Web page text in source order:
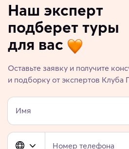
Наш эксперт
подберет туры
для вас
Оставьте заявку и получите
и подборку от экспертов Клуба
Имя
Номер телефона